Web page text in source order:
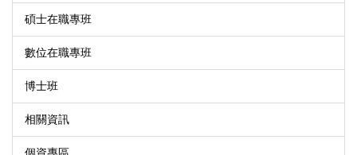
碩士在職專班
數位在職專班
博士班
相關資訊
個資專區